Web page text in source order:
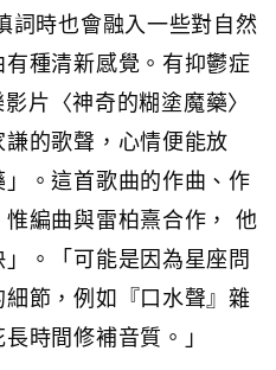
詞時也會融入一些對自然
種清新感覺。有抑鬱症
片〈神奇的糊塗魔藥〉
的歌聲，心情便能放
。這首歌曲的作曲、作
編曲與雷柏熹合作， 他
。「可能是因為星座問
節，例如『口水聲』雜
時間修補音質。」